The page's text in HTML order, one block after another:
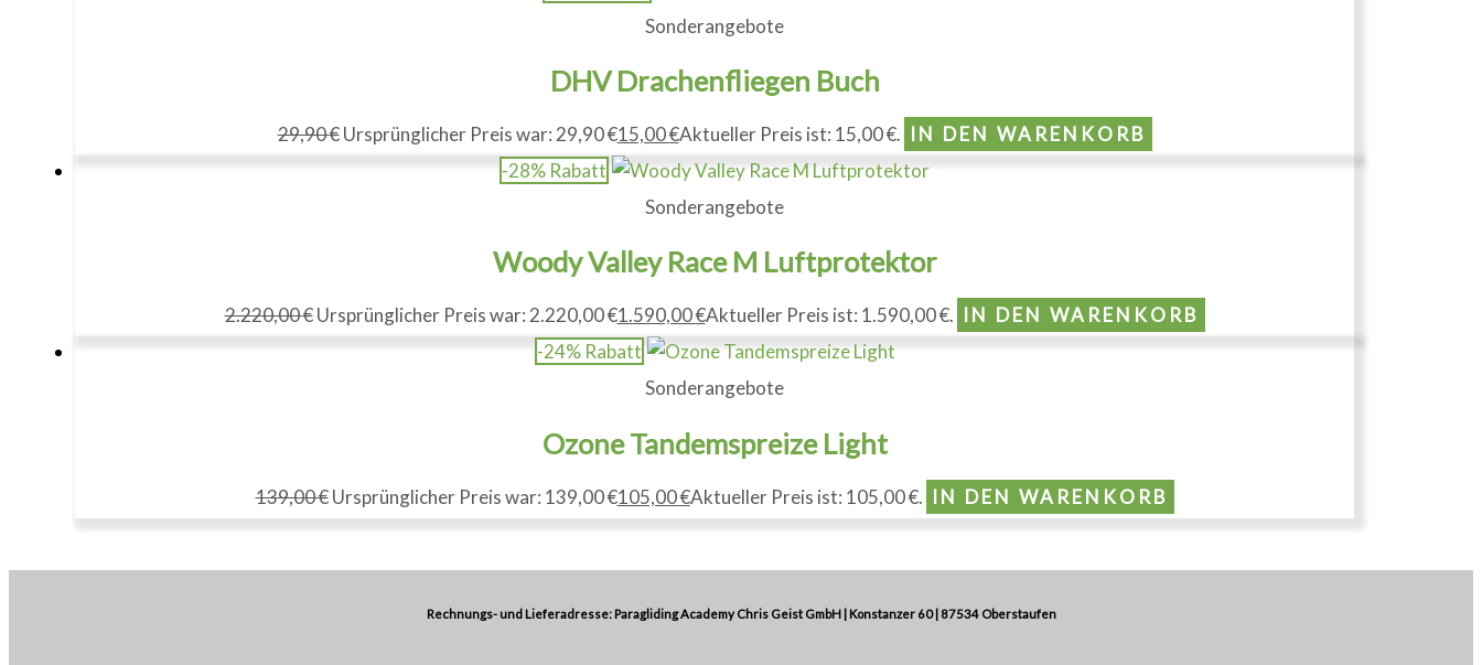
Sonderangebote
DHV Drachenfliegen Buch
29,90€ Ursprünglicher Preis war: 29,90 €15,00€Aktueller Preis ist: 15,00 €. IN DEN WARENKORB
-28% Rabatt
Sonderangebote
Woody Valley Race M Luftprotektor
2.220,00€ Ursprünglicher Preis war: 2.220,00 €1.590,00€Aktueller Preis ist: 1.590,00 €. IN DEN WARENKORB
-24% Rabatt
Sonderangebote
Ozone Tandemspreize Light
139,00€ Ursprünglicher Preis war: 139,00 €105,00€Aktueller Preis ist: 105,00 €. IN DEN WARENKORB
Rechnungs- und Lieferadresse: Paragliding Academy Chris Geist GmbH | Konstanzer 60 | 87534 Oberstaufen